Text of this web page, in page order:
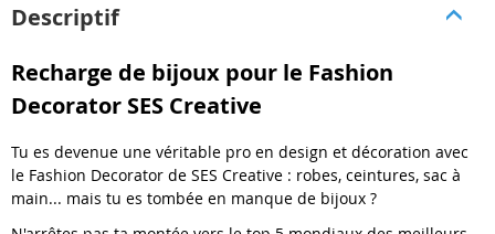
Descriptif
Recharge de bijoux pour le Fashion
Decorator SES Creative
Tu es devenue une véritable pro en design et décoration avec
le Fashion Decorator de SES Creative : robes, ceintures, sac à
main... mais tu es tombée en manque de bijoux ?